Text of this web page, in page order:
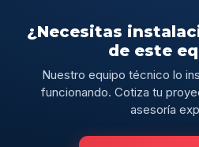
¿Necesitas
de este
Nuestro equipo técnico lo
funcionando. Cotiza tu
asesoría